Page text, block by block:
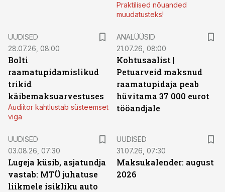
Praktilised nõuanded
muudatusteks!
UUDISED
28.07.26, 08:00
Bolti
raamatupidamislikud
trikid
käibemaksuarvestuses
Audiitor kahtlustab süsteemset
viga
ANALÜÜSID
21.07.26, 08:00
Kohtusaalist |
Petuarveid maksnud
raamatupidaja peab
hüvitama 37 000 eurot
tööandjale
UUDISED
03.08.26, 07:30
Lugeja küsib, asjatundja
vastab: MTÜ juhatuse
liikmele isikliku auto
UUDISED
31.07.26, 07:30
Maksukalender: august
2026